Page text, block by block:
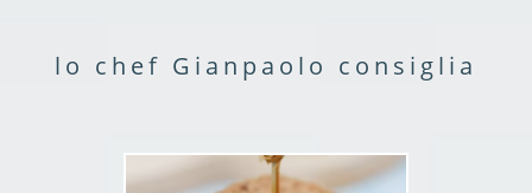
lo chef Gianpaolo consiglia